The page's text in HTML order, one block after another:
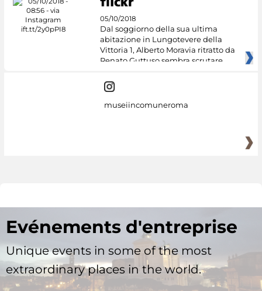
05/10/2018
Dal soggiorno della sua ultima
abitazione in Lungotevere della
Vittoria 1, Alberto Moravia ritratto da
Renato Guttuso sembra scrutare
museiincomuneroma
Evénements d'entreprise
Unique events in some of the most
extraordinary places in the world.